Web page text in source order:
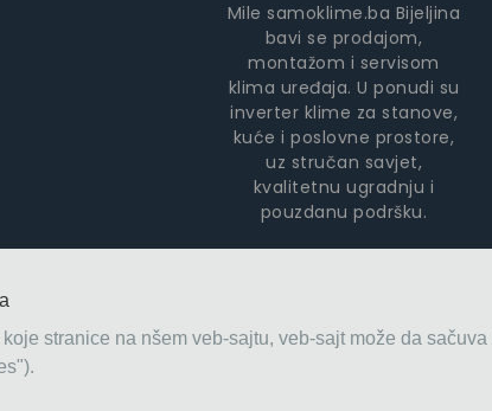
Mile samoklime.ba Bijeljina
bavi se prodajom,
montažom i servisom
klima uređaja. U ponudi su
inverter klime za stanove,
kuće i poslovne prostore,
uz stručan savjet,
kvalitetnu ugradnju i
pouzdanu podršku.
i servis klima uređaja | Mile
stranice na nšem veb-sajtu, veb-sajt može da